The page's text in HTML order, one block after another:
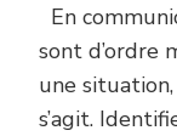
En
sont d’ordre
une
s’agit.